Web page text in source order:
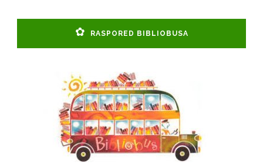
RASPORED BIBLIOBUSA